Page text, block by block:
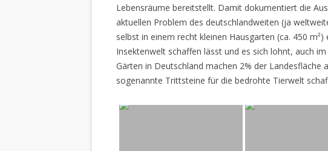
Lebensräume bereitstellt. Damit dokumentiert die
aktuellen Problem des deutschlandweiten (ja
selbst in einem recht kleinen Hausgarten (ca. 450
Insektenwelt schaffen lässt und es sich lohnt, auch
Gärten in Deutschland machen 2% der Landesfläche
sogenannte Trittsteine für die bedrohte Tierwelt